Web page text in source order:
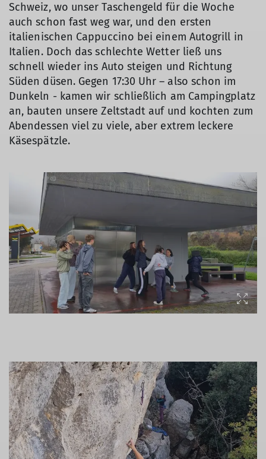
Schweiz, wo unser Taschengeld für die Woche
auch schon fast weg war, und den ersten
italienischen Cappuccino bei einem Autogrill in
Italien. Doch das schlechte Wetter ließ uns
schnell wieder ins Auto steigen und Richtung
Süden düsen. Gegen 17:30 Uhr – also schon im
Dunkeln - kamen wir schließlich am Campingplatz
an, bauten unsere Zeltstadt auf und kochten zum
Abendessen viel zu viele, aber extrem leckere
Käsespätzle.